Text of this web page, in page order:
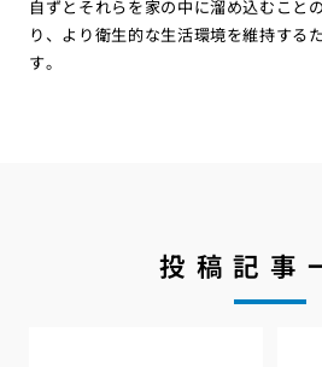
自ずとそれらを家の中に溜め込むこと
り、より衛生的な生活環境を維持する
す。
投稿記事